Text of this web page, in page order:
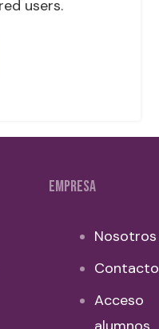
users.
EMPRESA
Nosotros
Contacto
Acceso